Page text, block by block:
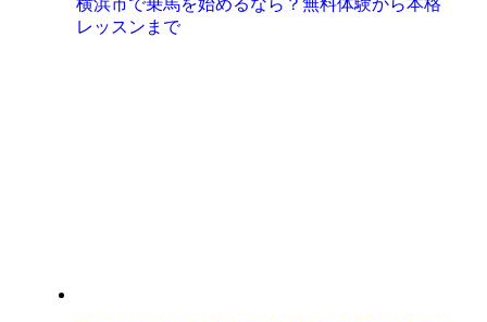
横浜市で乗馬を始めるなら？無料体験から本格
レッスンまで